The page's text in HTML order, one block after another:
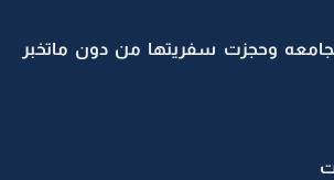
وحجزت سفريتها من دون ماتخبر